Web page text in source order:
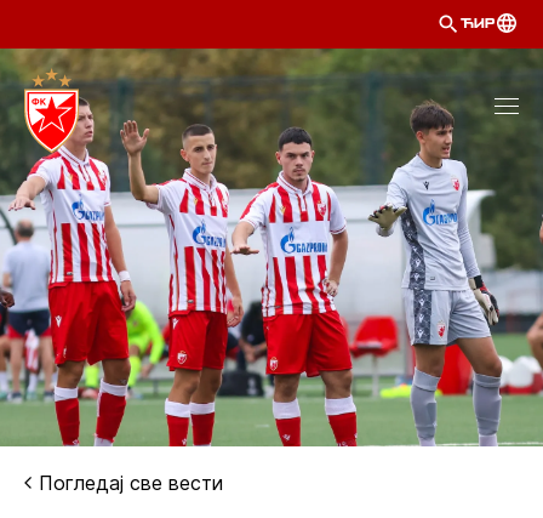
ЋИР
Погледај све вести